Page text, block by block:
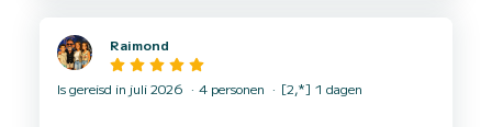
Raimond
Is gereisd in juli 2026 4 personen [2,*] 1 dagen